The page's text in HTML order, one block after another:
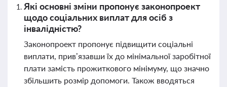
Які основні зміни пропонує законопроект
щодо соціальних виплат для осіб з
інвалідністю?
Законопроект пропонує підвищити соціальні
виплати, прив’язавши їх до мінімальної заробітної
плати замість прожиткового мінімуму, що значно
збільшить розмір допомоги. Також вводяться